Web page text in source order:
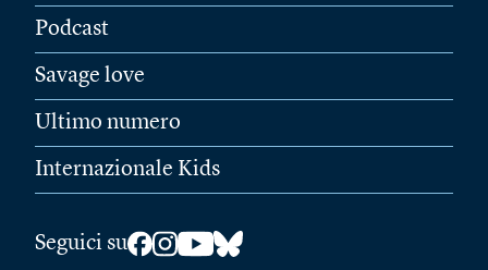
Podcast
Savage love
Ultimo numero
Internazionale Kids
Seguici su